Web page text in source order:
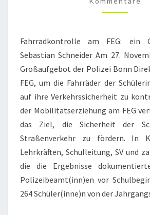
Fahrradkontrolle am FEG: ein
Sebastian Schneider Am 27.
Großaufgebot der Polizei Bonn
FEG, um die Fahrräder der
auf ihre Verkehrssicherheit zu
der Mobilitätserziehung am FEG
das Ziel, die Sicherheit der
Straßenverkehr zu fördern. In
Lehrkräften, Schulleitung, SV und
die die Ergebnisse
Polizeibeamt(inn)en vor
264 Schüler(inne)n von der